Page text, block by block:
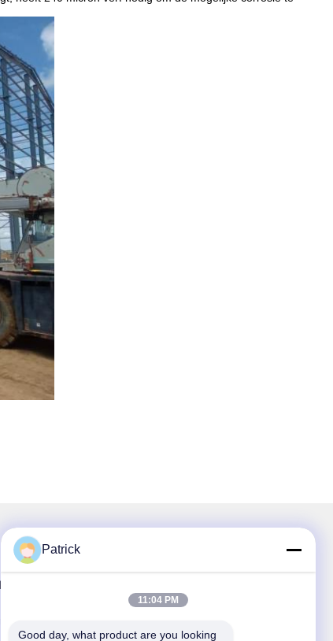
Nieuwsbrief
u op onze nieuwsbrief voor kortingen en meer.
Patrick
11:04 PM
Good day, what product are you looking